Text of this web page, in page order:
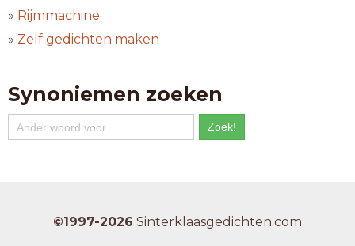
» Rijmmachine
» Zelf gedichten maken
Synoniemen zoeken
©1997-2026 Sinterklaasgedichten.com